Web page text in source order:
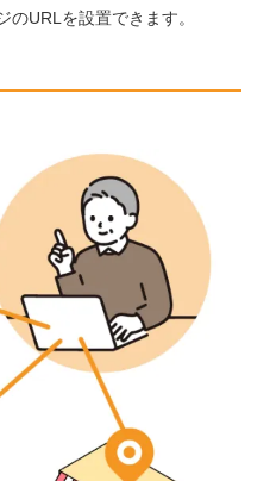
のURLを設置できます。